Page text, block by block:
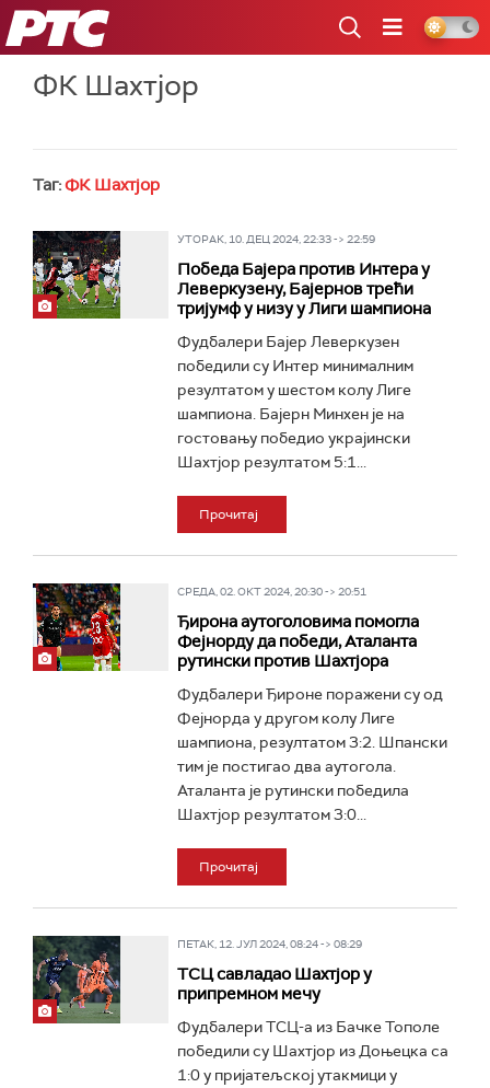
РТС
ФК Шахтјор
Таг:ФК Шахтјор
УТОРАК, 10. ДЕЦ 2024, 22:33 -> 22:59
Победа Бајера против Интера у
Леверкузену, Бајернов трећи
тријумф у низу у Лиги шампиона
Фудбалери Бајер Леверкузен
победили су Интер минималним
резултатом у шестом колу Лиге
шампиона. Бајерн Минхен је на
гостовању победио украјински
Шахтјор резултатом 5:1...
Прочитај
СРЕДА, 02. ОКТ 2024, 20:30 -> 20:51
Ђирона аутоголовима помогла
Фејнорду да победи, Аталанта
рутински против Шахтјора
Фудбалери Ђироне поражени су од
Фејнорда у другом колу Лиге
шампиона, резултатом 3:2. Шпански
тим је постигао два аутогола.
Аталанта је рутински победила
Шахтјор резултатом 3:0...
Прочитај
ПЕТАК, 12. ЈУЛ 2024, 08:24 -> 08:29
ТСЦ савладао Шахтјор у
припремном мечу
Фудбалери ТСЦ-а из Бачке Тополе
победили су Шахтјор из Доњецка са
1:0 у пријатељској утакмици у